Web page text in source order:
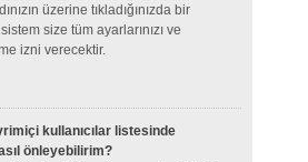
üzerine tıkladığınızda bir
size tüm ayarlarınızı ve
izni verecektir.
kullanıcılar listesinde
önleyebilirim?